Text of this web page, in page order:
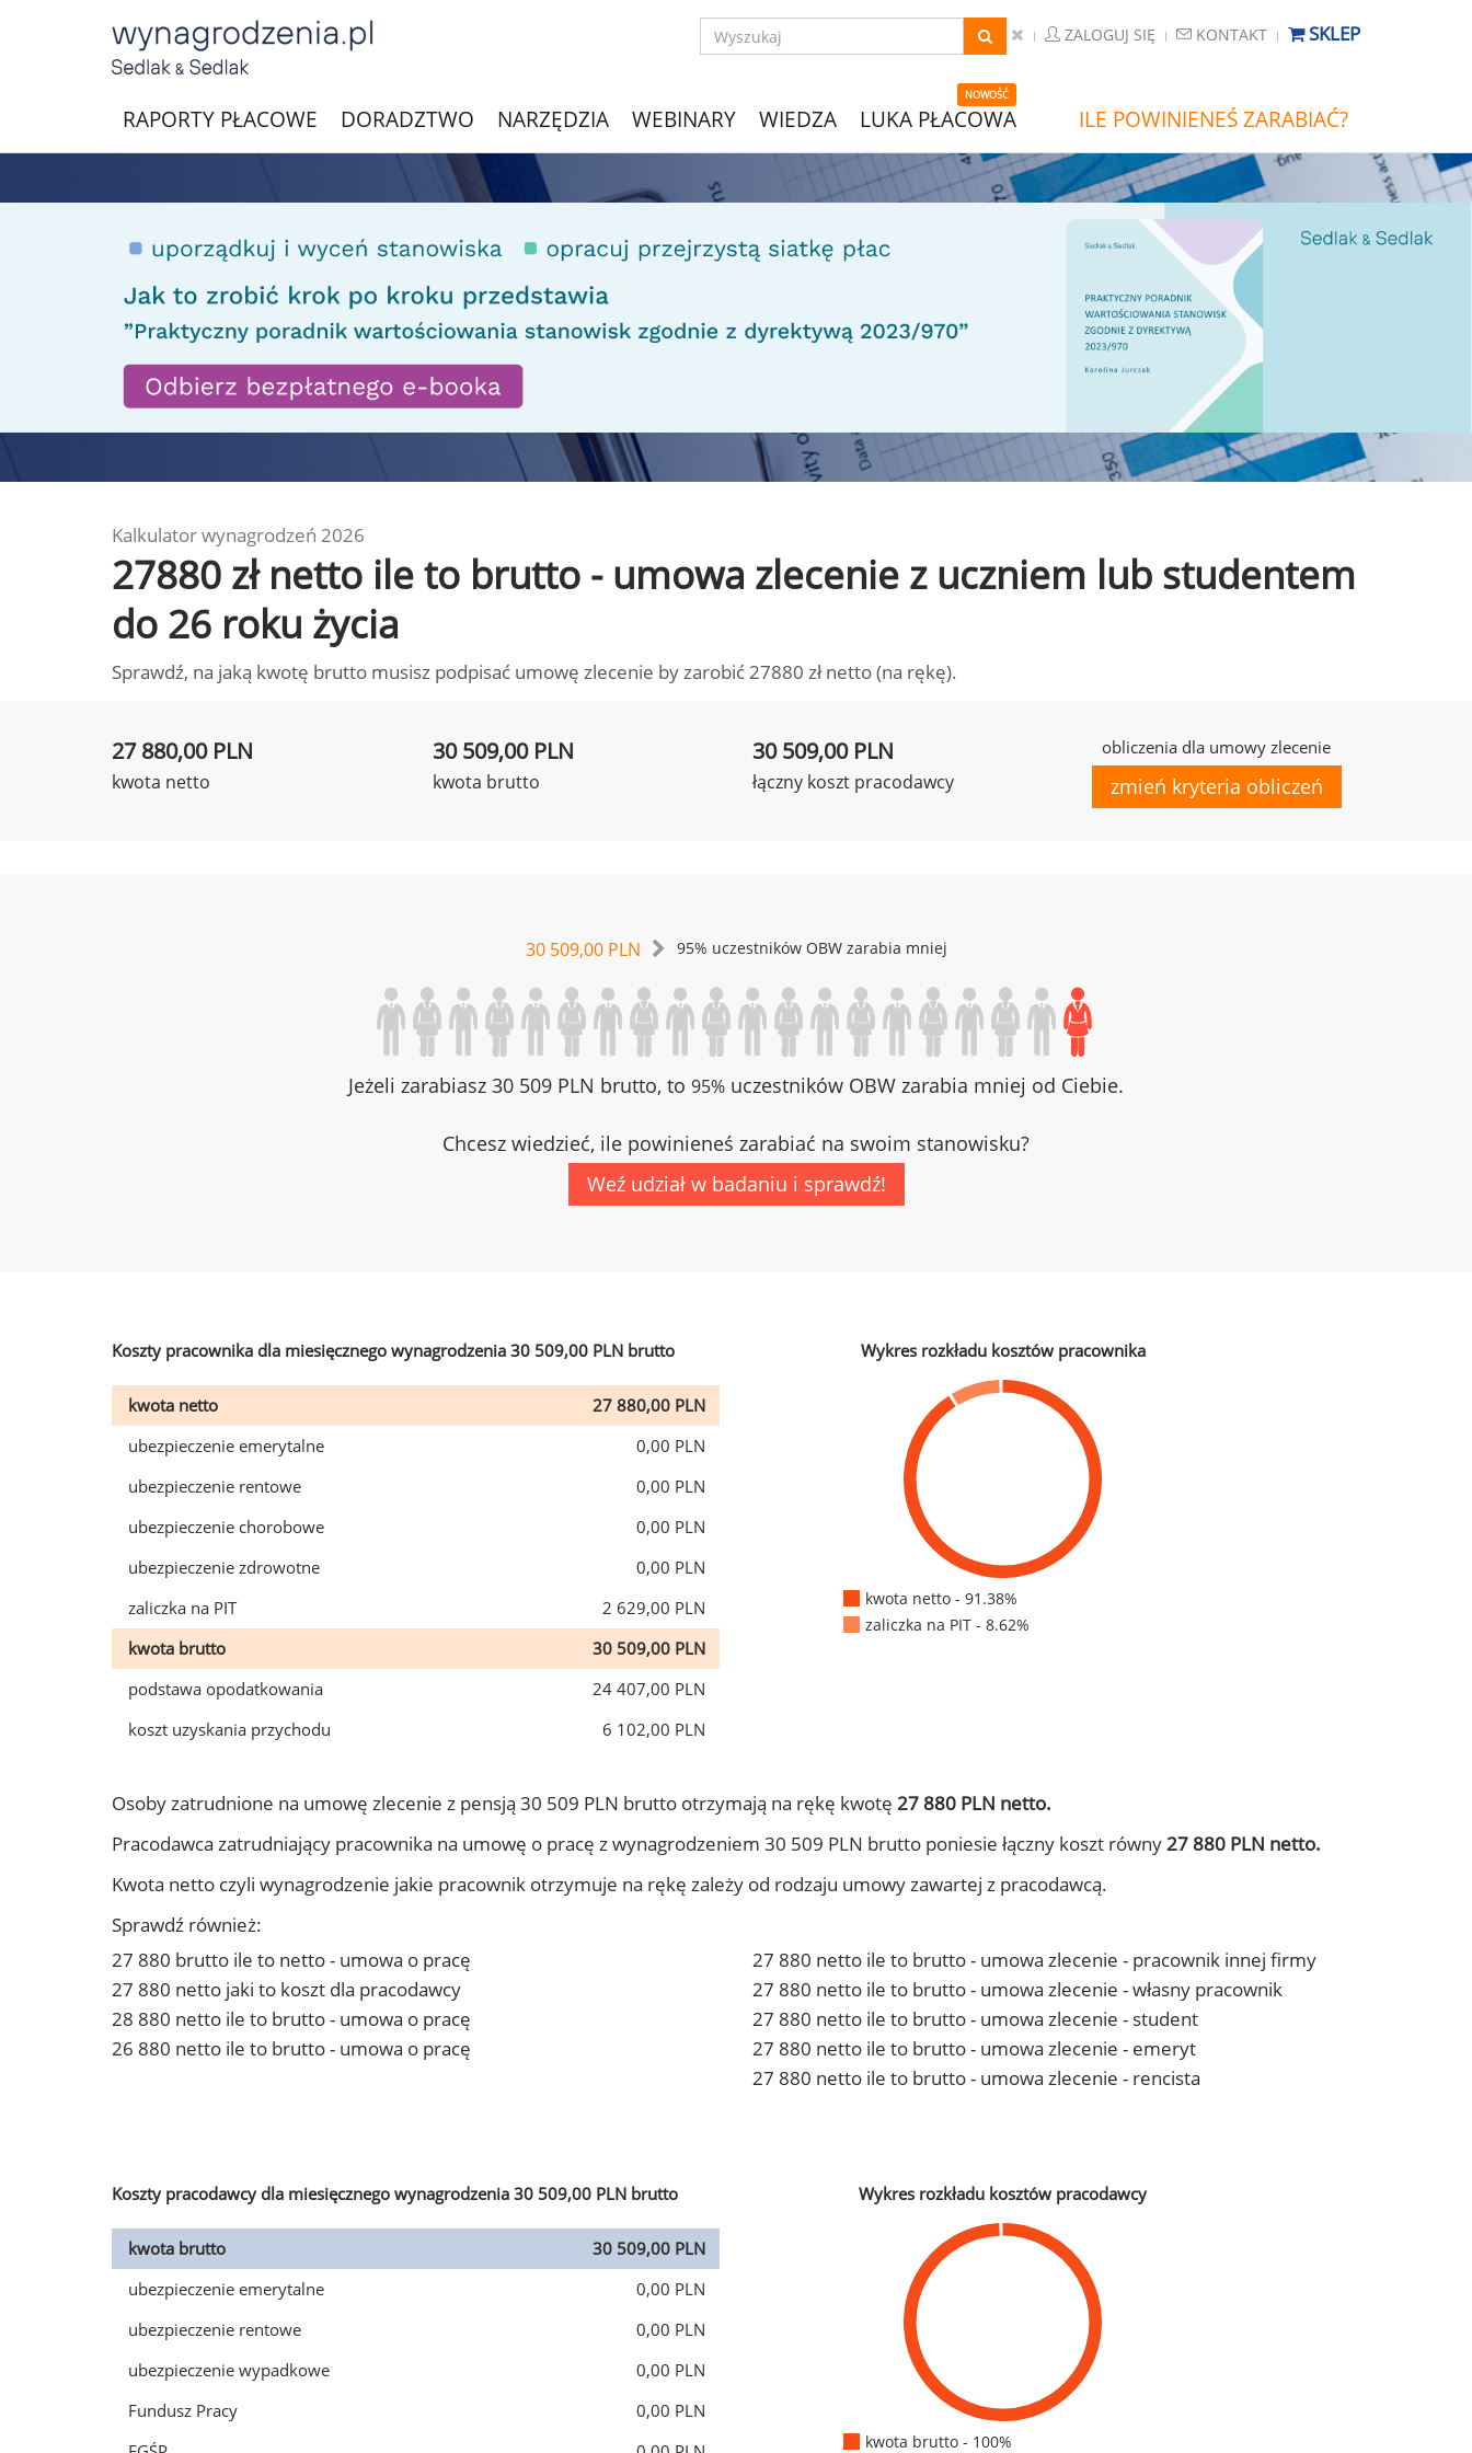
ZALOGUJ SIĘ KONTAKT SKLEP
RAPORTY PŁACOWE DORADZTWO NARZĘDZIA WEBINARY WIEDZA
NOWOŚĆ
LUKA PŁACOWA ILE POWINIENEŚ ZARABIAĆ?
Kalkulator wynagrodzeń 2026
27880 zł netto ile to brutto - umowa zlecenie z uczniem lub studentem
do 26 roku życia
Sprawdź, na jaką kwotę brutto musisz podpisać umowę zlecenie by zarobić 27880 zł netto (na rękę).
27 880,00 PLN
kwota netto
30 509,00 PLN
kwota brutto
30 509,00 PLN
łączny koszt pracodawcy
obliczenia dla umowy zlecenie
zmień kryteria obliczeń
30 509,00 PLN 95% uczestników OBW zarabia mniej
Jeżeli zarabiasz 30 509 PLN brutto, to 95% uczestników OBW zarabia mniej od Ciebie.
Chcesz wiedzieć, ile powinieneś zarabiać na swoim stanowisku?
Weź udział w badaniu i sprawdź!
Koszty pracownika dla miesięcznego wynagrodzenia 30 509,00 PLN brutto
kwota netto
27 880,00 PLN
ubezpieczenie emerytalne
0,00 PLN
ubezpieczenie rentowe
0,00 PLN
ubezpieczenie chorobowe
0,00 PLN
ubezpieczenie zdrowotne
0,00 PLN
zaliczka na PIT
2 629,00 PLN
kwota brutto
30 509,00 PLN
podstawa opodatkowania
24 407,00 PLN
koszt uzyskania przychodu
6 102,00 PLN
Wykres rozkładu kosztów pracownika
kwota netto - 91.38%
zaliczka na PIT - 8.62%
Osoby zatrudnione na umowę zlecenie z pensją 30 509 PLN brutto otrzymają na rękę kwotę 27 880 PLN netto.
Pracodawca zatrudniający pracownika na umowę o pracę z wynagrodzeniem 30 509 PLN brutto poniesie łączny koszt równy27 880 PLN netto.
Kwota netto czyli wynagrodzenie jakie pracownik otrzymuje na rękę zależy od rodzaju umowy zawartej z pracodawcą.
Sprawdź również:
27 880 brutto ile to netto - umowa o pracę
27 880 netto jaki to koszt dla pracodawcy
28 880 netto ile to brutto - umowa o pracę
26 880 netto ile to brutto - umowa o pracę
27 880 netto ile to brutto - umowa zlecenie - pracownik innej firmy
27 880 netto ile to brutto - umowa zlecenie - własny pracownik
27 880 netto ile to brutto - umowa zlecenie - student
27 880 netto ile to brutto - umowa zlecenie - emeryt
27 880 netto ile to brutto - umowa zlecenie - rencista
Koszty pracodawcy dla miesięcznego wynagrodzenia 30 509,00 PLN brutto
kwota brutto
30 509,00 PLN
ubezpieczenie emerytalne
0,00 PLN
ubezpieczenie rentowe
0,00 PLN
ubezpieczenie wypadkowe
0,00 PLN
Fundusz Pracy
0,00 PLN
Wykres rozkładu kosztów pracodawcy
kwota brutto - 100%